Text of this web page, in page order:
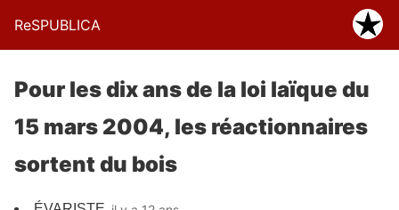
ReSPUBLICA
Pour les dix ans de la loi laïque du
15 mars 2004, les réactionnaires
sortent du bois